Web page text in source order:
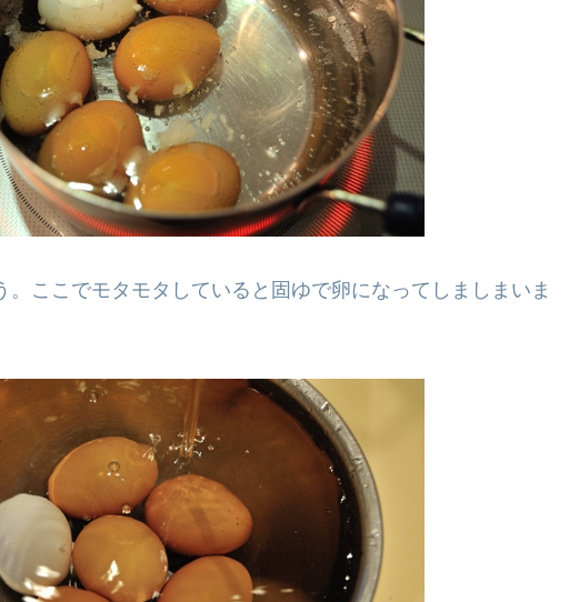
ここでモタモタしていると固ゆで卵になってしましまいま